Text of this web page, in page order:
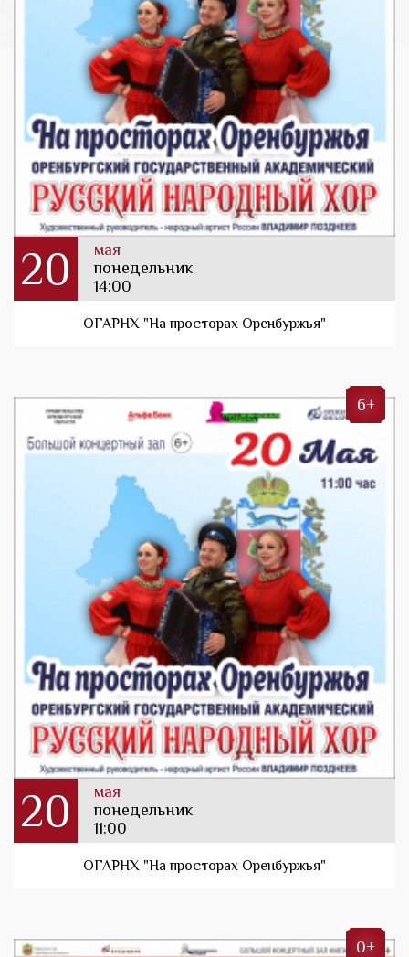
20
мая
понедельник
14:00
ОГАРНХ "На просторах Оренбуржья"
6+
20
мая
понедельник
11:00
ОГАРНХ "На просторах Оренбуржья"
0+